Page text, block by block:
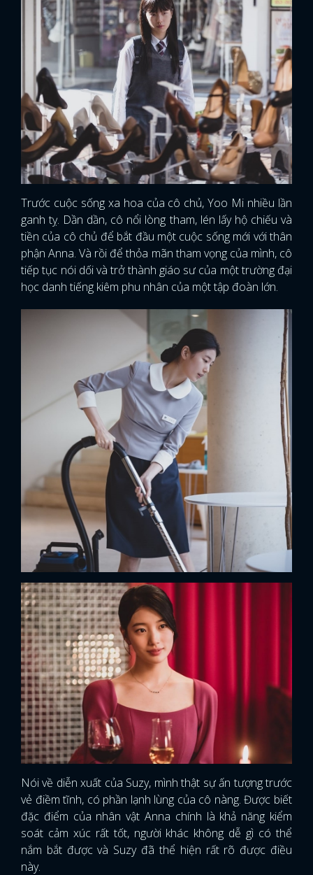
Trước cuộc sống xa hoa của cô chủ, Yoo Mi nhiều lần
ganh tỵ. Dần dần, cô nổi lòng tham, lén lấy hộ chiếu và
tiền của cô chủ để bắt đầu một cuộc sống mới với thân
phận Anna. Và rồi để thỏa mãn tham vọng của mình, cô
tiếp tục nói dối và trở thành giáo sư của một trường đại
học danh tiếng kiêm phu nhân của một tập đoàn lớn.
Nói về diễn xuất của Suzy, mình thật sự ấn tượng trước
vẻ điềm tĩnh, có phần lạnh lùng của cô nàng. Được biết
đặc điểm của nhân vật Anna chính là khả năng kiểm
soát cảm xúc rất tốt, người khác không dễ gì có thể
nắm bắt được và Suzy đã thể hiện rất rõ được điều
này.